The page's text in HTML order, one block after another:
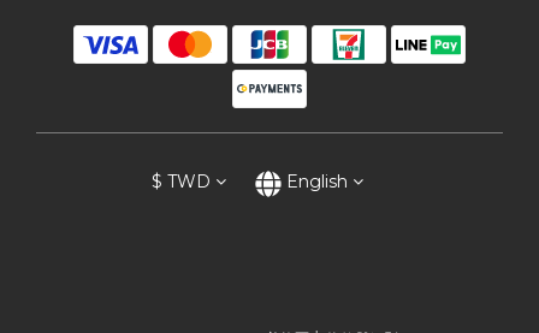
$ TWD English